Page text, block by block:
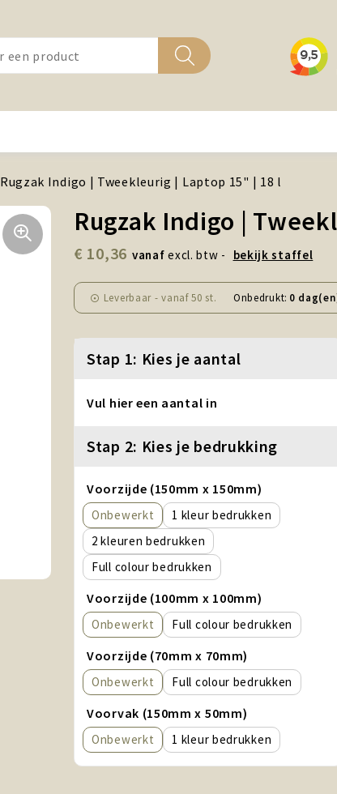
Rugzak Indigo | Tweekleurig | Laptop 15" | 18 l
Rugzak Indigo |
€ 10,36 vanaf excl. btw - bekijk staffel
Leverbaar -vanaf50 st. Onbedrukt: 0
Stap 1: Kies je aantal
Vul hier een aantal in
Stap 2: Kies je bedrukking
Voorzijde (150mm x 150mm)
Onbewerkt
1
2
Full colour
Voorzijde (100mm x 100mm)
Onbewerkt Full colour
Voorzijde (70mm x 70mm)
Onbewerkt Full colour
Voorvak (150mm x 50mm)
Onbewerkt 1